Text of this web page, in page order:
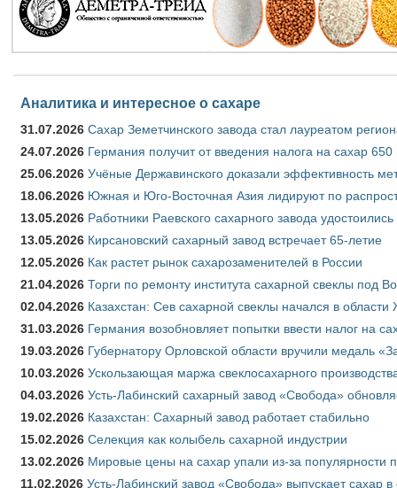
Аналитика и интересное о сахаре
31.07.2026 Сахар Земетчинского завода стал лауреатом
24.07.2026 Германия получит от введения налога на сахар
25.06.2026 Учёные Державинского доказали эффективность
18.06.2026 Южная и Юго-Восточная Азия лидируют по
13.05.2026 Работники Раевского сахарного завода удостоились
13.05.2026 Кирсановский сахарный завод встречает 65-летие
12.05.2026 Как растет рынок сахарозаменителей в России
21.04.2026 Торги по ремонту института сахарной свеклы под
02.04.2026 Казахстан: Сев сахарной свеклы начался в области
31.03.2026 Германия возобновляет попытки ввести налог на
19.03.2026 Губернатору Орловской области вручили медаль
10.03.2026 Ускользающая маржа свеклосахарного
04.03.2026 Усть-Лабинский сахарный завод «Свобода»
19.02.2026 Казахстан: Сахарный завод работает стабильно
15.02.2026 Селекция как колыбель сахарной индустрии
13.02.2026 Мировые цены на сахар упали из-за популярности
11.02.2026 Усть-Лабинский завод «Свобода» выпускает сахар в